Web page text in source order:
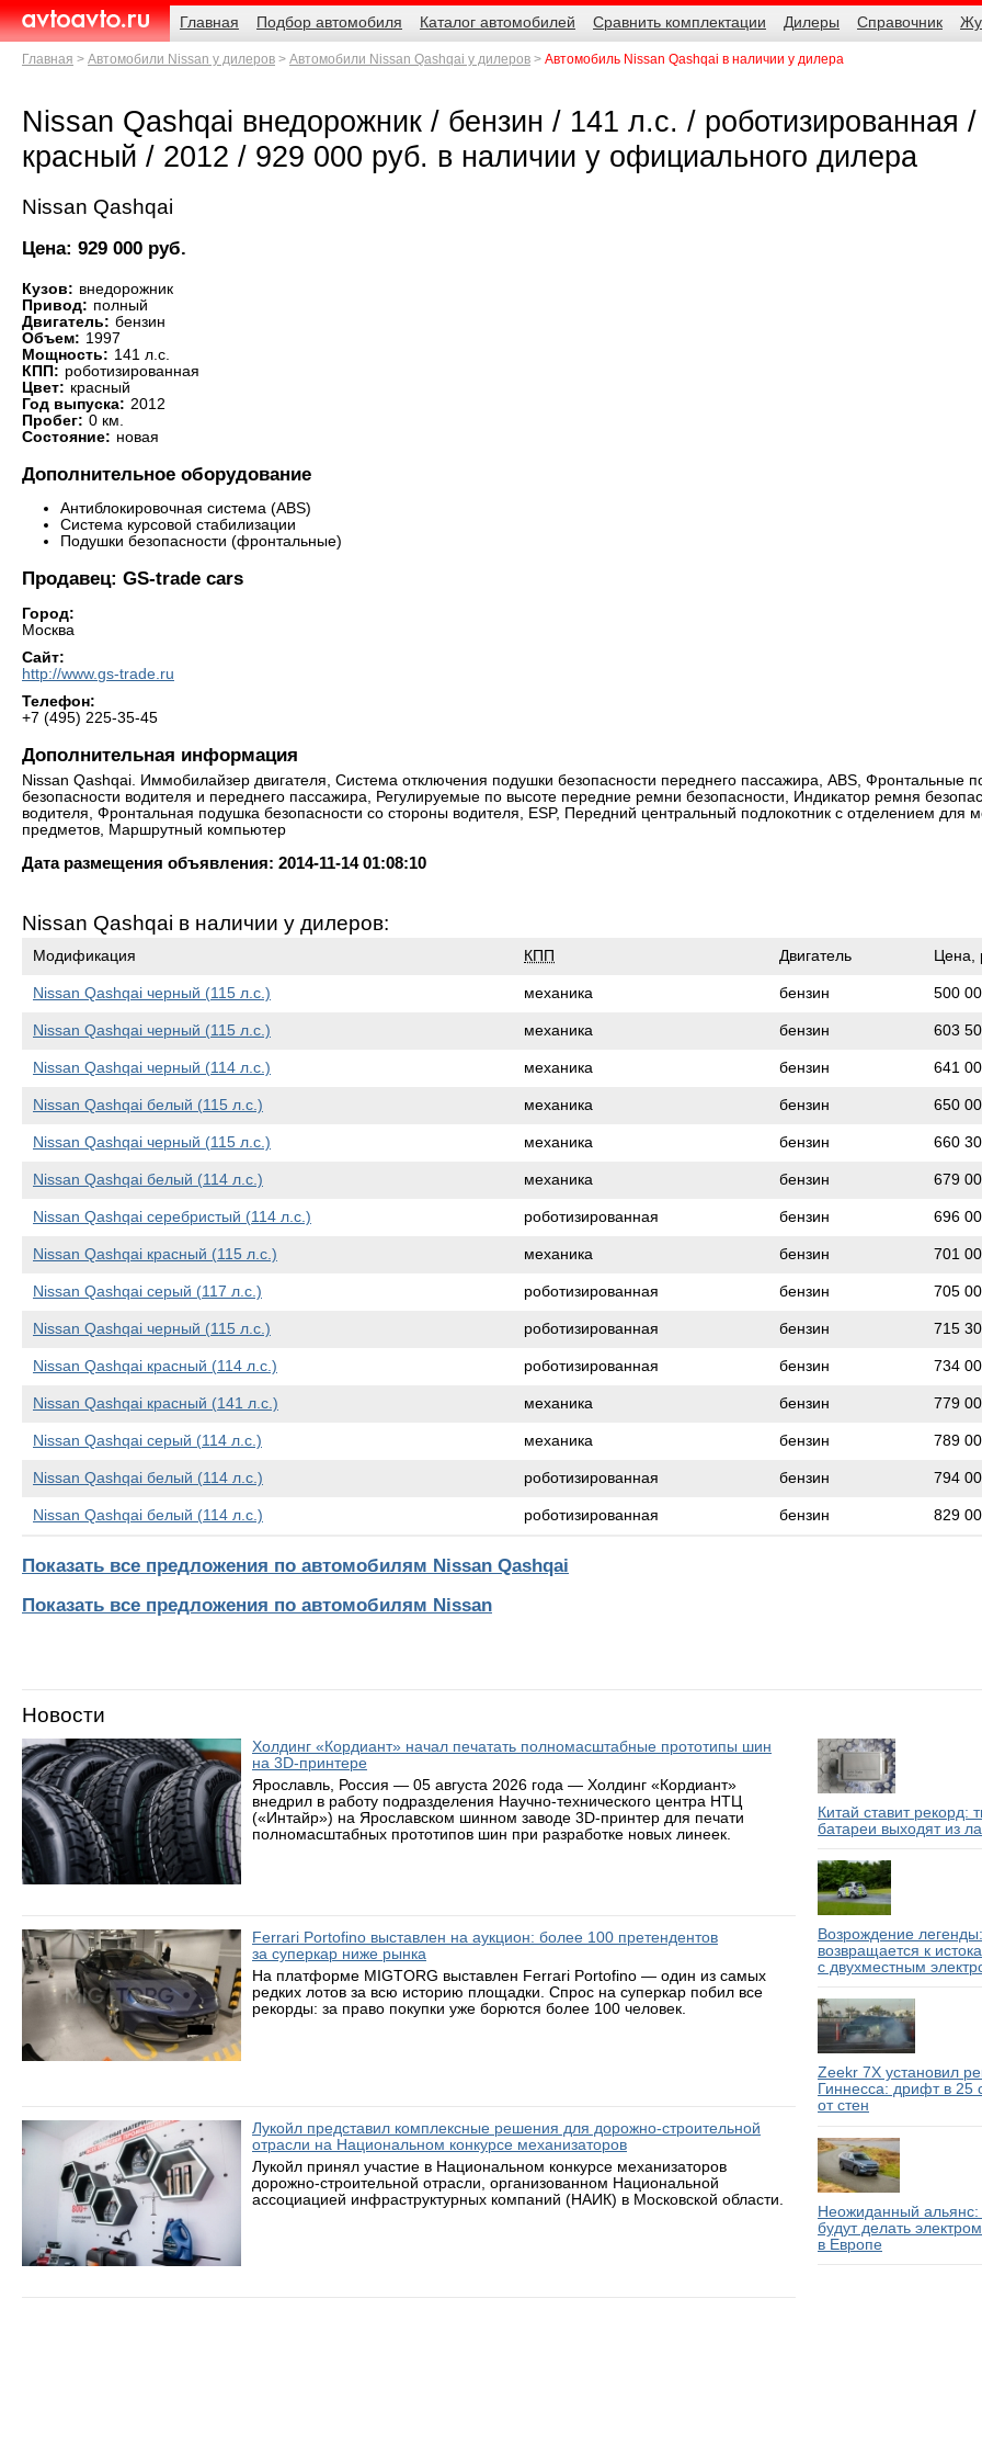
AvtoAvto.ru
Навигация
Главная
Подбор автомобиля Каталог автомобилей Сравнить комплектации Дилеры Справочник
Родительские
страницы
Главная Автомобили Nissan у дилеров Автомобили Nissan Qashqai у дилеров Автомобиль Nissan Qashqai в наличии у дилера
Nissan Qashqai внедорожник / бензин / 141 л.с. / роботизированная /
красный / 2012 / 929 000 руб. в наличии у официального дилера
Nissan Qashqai
Цена: 929 000 руб.
Кузов: внедорожник
Привод: полный
Двигатель: бензин
Объем: 1997
Мощность: 141 л.с.
КПП: роботизированная
Цвет: красный
Год выпуска: 2012
Пробег: 0 км.
Состояние: новая
Дополнительное оборудование
Антиблокировочная система (ABS)
Система курсовой стабилизации
Подушки безопасности (фронтальные)
Продавец: GS-trade cars
Город:
Москва
Сайт:
http://www.gs-trade.ru
Телефон:
+7 (495) 225-35-45
Дополнительная информация
Nissan Qashqai. Иммобилайзер двигателя, Система отключения подушки безопасности переднего пассажира, ABS, Фронтальные
безопасности водителя и переднего пассажира, Регулируемые по высоте передние ремни безопасности, Индикатор ремня
водителя, Фронтальная подушка безопасности со стороны водителя, ESP, Передний центральный подлокотник с отделением для
предметов, Маршрутный компьютер
Дата размещения объявления: 2014-11-14 01:08:10
Nissan Qashqai в наличии у дилеров:
Модификация КПП Двигатель Цена,
Nissan Qashqai черный (115 л.с.) механика бензин 500
Nissan Qashqai черный (115 л.с.) механика бензин 603
Nissan Qashqai черный (114 л.с.) механика бензин 641
Nissan Qashqai белый (115 л.с.) механика бензин 650
Nissan Qashqai черный (115 л.с.) механика бензин 660
Nissan Qashqai белый (114 л.с.) механика бензин 679
Nissan Qashqai серебристый (114 л.с.) роботизированная бензин 696
Nissan Qashqai красный (115 л.с.) механика бензин 701
Nissan Qashqai серый (117 л.с.) роботизированная бензин 705
Nissan Qashqai черный (115 л.с.) роботизированная бензин 715
Nissan Qashqai красный (114 л.с.) роботизированная бензин 734
Nissan Qashqai красный (141 л.с.) механика бензин 779
Nissan Qashqai серый (114 л.с.) механика бензин 789
Nissan Qashqai белый (114 л.с.) роботизированная бензин 794
Nissan Qashqai белый (114 л.с.) роботизированная бензин 829
Показать все предложения по автомобилям Nissan Qashqai
Показать все предложения по автомобилям Nissan
Новости
Холдинг «Кордиант» начал печатать полномасштабные прототипы шин
на 3D-принтере
Ярославль, Россия — 05 августа 2026 года — Холдинг «Кордиант»
внедрил в работу подразделения Научно-технического центра НТЦ
(«Интайр») на Ярославском шинном заводе 3D-принтер для печати
полномасштабных прототипов шин при разработке новых линеек.
Ferrari Portofino выставлен на аукцион: более 100 претендентов
за суперкар ниже рынка
На платформе MIGTORG выставлен Ferrari Portofino — один из самых
редких лотов за всю историю площадки. Спрос на суперкар побил все
рекорды: за право покупки уже борются более 100 человек.
Лукойл представил комплексные решения для дорожно-строительной
отрасли на Национальном конкурсе механизаторов
Лукойл принял участие в Национальном конкурсе механизаторов
дорожно-строительной отрасли, организованном Национальной
ассоциацией инфраструктурных компаний (НАИК) в Московской области.
Китай ставит рекорд:
батареи выходят из
Возрождение
возвращается к
с двухместным
Zeekr 7X установил
Гиннесса: дрифт в 25
от стен
Неожиданный
будут делать
в Европе